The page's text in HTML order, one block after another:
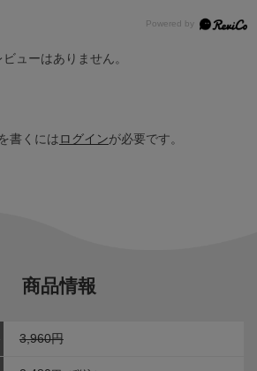
ビューはありません。
書くにはログインが必要です。
商品情報
3,960円